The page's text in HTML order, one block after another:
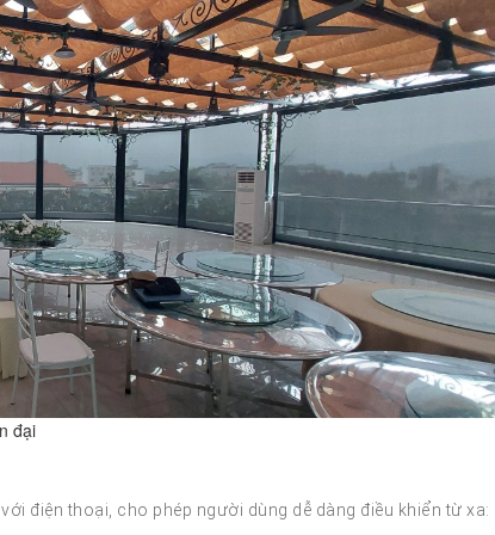
đại
điện thoại, cho phép người dùng dễ dàng điều khiển từ xa: